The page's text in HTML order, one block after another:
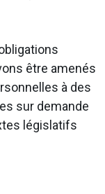
être amenés
à des
sur demande
législatifs